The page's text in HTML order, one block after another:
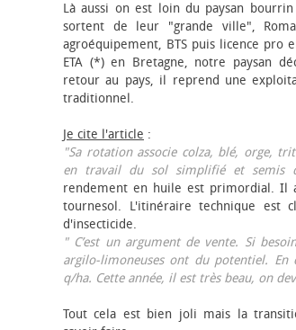
Là aussi on est loin du paysan
sortent de leur "grande ville",
agroéquipement, BTS puis licence pro
ETA (*) en Bretagne, notre paysan
retour au pays, il reprend une
traditionnel.
Je cite l'article :
"Sa rotation associe colza, blé, orge,
en travail du sol simplifié et semis
rendement en huile est primordial. Il
tournesol. L'itinéraire technique est
d'insecticide.
" C’est un argument de vente. Si
argilo-limoneuses ont du potentiel. En
q/ha. Cette année, il est très beau, on
Tout cela est bien joli mais la